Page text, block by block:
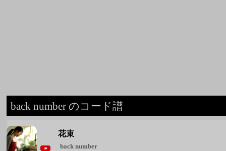
back number のコード譜
花束
back number